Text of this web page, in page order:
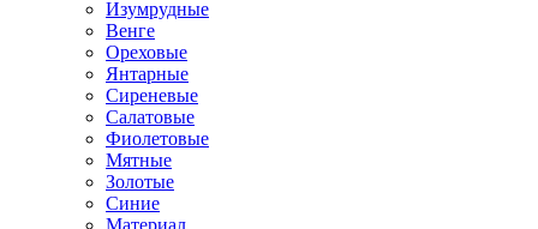
Изумрудные
Венге
Ореховые
Янтарные
Сиреневые
Салатовые
Фиолетовые
Мятные
Золотые
Синие
Материал